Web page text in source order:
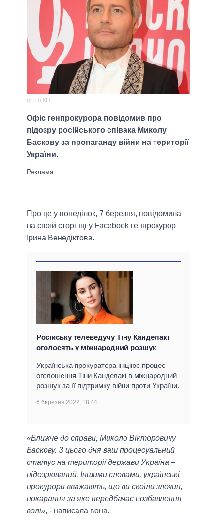
фото КП
Офіс генпрокурора повідомив про
підозру російського співака Миколу
Баскову за пропаганду війни на території
України.
Про це у понеділок, 7 березня, повідомила
на своїй сторінці у Facebook генпрокурор
Ірина Венедіктова.
Російську телеведучу Тіну Канделакі
оголосять у міжнародний розшук
Українська прокуратора ініціює процес
оголошення Тіни Канделакі в міжнародний
розшук за її підтримку війни проти України.
6 березня 2022, 18:44
«Ближче до справи, Миколо Вікторовичу
Баскову. З цього дня ваш процесуальний
статус на території держави Україна –
підозрюваний. Іншими словами, українські
прокурори вважають, що ви скоїли злочин,
покарання за яке передбачає позбавлення
волі», - написала вона.